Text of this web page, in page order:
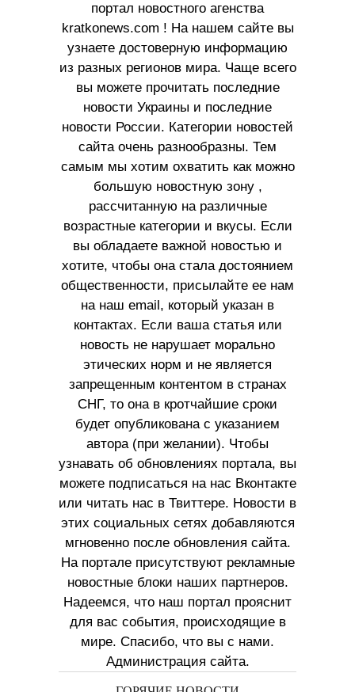
портал новостного агенства
kratkonews.com ! На нашем сайте вы
узнаете достоверную информацию
из разных регионов мира. Чаще всего
вы можете прочитать последние
новости Украины и последние
новости России. Категории новостей
сайта очень разнообразны. Тем
самым мы хотим охватить как можно
большую новостную зону ,
рассчитанную на различные
возрастные категории и вкусы. Если
вы обладаете важной новостью и
хотите, чтобы она стала достоянием
общественности, присылайте ее нам
на наш email, который указан в
контактах. Если ваша статья или
новость не нарушает морально
этических норм и не является
запрещенным контентом в странах
СНГ, то она в кротчайшие сроки
будет опубликована с указанием
автора (при желании). Чтобы
узнавать об обновлениях портала, вы
можете подписаться на нас Вконтакте
или читать нас в Твиттере. Новости в
этих социальных сетях добавляются
мгновенно после обновления сайта.
На портале присутствуют рекламные
новостные блоки наших партнеров.
Надеемся, что наш портал прояснит
для вас события, происходящие в
мире. Спасибо, что вы с нами.
Администрация сайта.